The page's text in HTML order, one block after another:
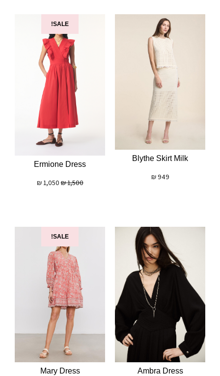
Blythe Skirt Milk
949
₪
SALE!
Ermione Dress
1,500
₪
1,050
₪
Ambra Dress
SALE!
Mary Dress